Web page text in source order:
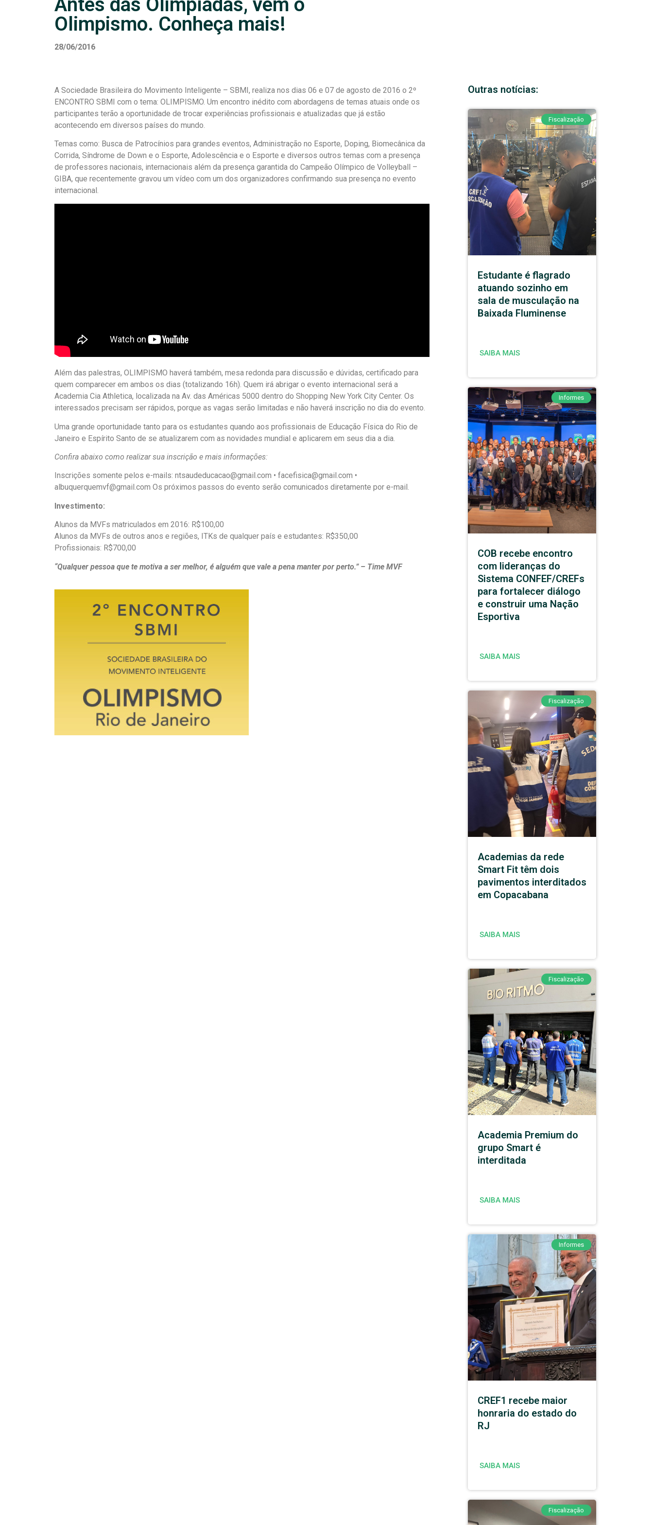
Antes das Olimpíadas, vem o
Olimpismo. Conheça mais!
28/06/2016
A Sociedade Brasileira do Movimento Inteligente – SBMI, realiza nos dias 06 e 07 de agosto de 2016 o 2º
ENCONTRO SBMI com o tema: OLIMPISMO. Um encontro inédito com abordagens de temas atuais onde os
participantes terão a oportunidade de trocar experiências profissionais e atualizadas que já estão
acontecendo em diversos países do mundo.
Temas como: Busca de Patrocínios para grandes eventos, Administração no Esporte, Doping, Biomecânica da
Corrida, Síndrome de Down e o Esporte, Adolescência e o Esporte e diversos outros temas com a presença
de professores nacionais, internacionais além da presença garantida do Campeão Olímpico de Volleyball –
GIBA, que recentemente gravou um vídeo com um dos organizadores confirmando sua presença no evento
internacional.
Além das palestras, OLIMPISMO haverá também, mesa redonda para discussão e dúvidas, certificado para
quem comparecer em ambos os dias (totalizando 16h). Quem irá abrigar o evento internacional será a
Academia Cia Athletica, localizada na Av. das Américas 5000 dentro do Shopping New York City Center. Os
interessados precisam ser rápidos, porque as vagas serão limitadas e não haverá inscrição no dia do evento.
Uma grande oportunidade tanto para os estudantes quando aos profissionais de Educação Física do Rio de
Janeiro e Espírito Santo de se atualizarem com as novidades mundial e aplicarem em seus dia a dia.
Confira abaixo como realizar sua inscrição e mais informações:
Inscrições somente pelos e-mails: ntsaudeducacao@gmail.com • facefisica@gmail.com •
albuquerquemvf@gmail.com Os próximos passos do evento serão comunicados diretamente por e-mail.
Investimento:
Alunos da MVFs matriculados em 2016: R$100,00
Alunos da MVFs de outros anos e regiões, ITKs de qualquer país e estudantes: R$350,00
Profissionais: R$700,00
“Qualquer pessoa que te motiva a ser melhor, é alguém que vale a pena manter por perto.” – Time MVF
Outras notícias:
Fiscalização
Estudante é flagrado
atuando sozinho em
sala de musculação na
Baixada Fluminense
SAIBA MAIS
Informes
COB recebe encontro
com lideranças do
Sistema CONFEF/CREFs
para fortalecer diálogo
e construir uma Nação
Esportiva
SAIBA MAIS
Fiscalização
Academias da rede
Smart Fit têm dois
pavimentos interditados
em Copacabana
SAIBA MAIS
Fiscalização
Academia Premium do
grupo Smart é
interditada
SAIBA MAIS
Informes
CREF1 recebe maior
honraria do estado do
RJ
SAIBA MAIS
Fiscalização